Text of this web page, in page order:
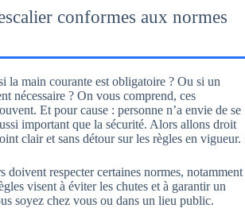
conformes aux normes
la main courante est obligatoire ? Ou si un
nécessaire ? On vous comprend, ces
Et pour cause : personne n’a envie de se
important que la sécurité. Alors allons droit
clair et sans détour sur les règles en vigueur.
doivent respecter certaines normes, notamment
visent à éviter les chutes et à garantir un
soyez chez vous ou dans un lieu public.